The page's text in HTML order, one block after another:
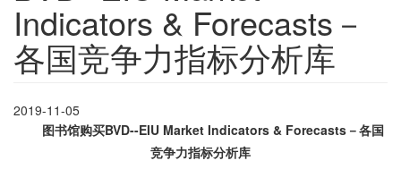
Indicators & Forecasts－
各国竞争力指标分析库
2019-11-05
图书馆购买BVD--EIU Market Indicators & Forecasts－各国
竞争力指标分析库